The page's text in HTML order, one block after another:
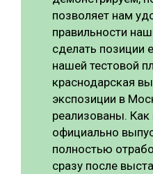
позволяет нам
правильности
сделать
нашей тестовой
краснодарская
экспозиции в
реализованы.
официально
полностью
сразу после